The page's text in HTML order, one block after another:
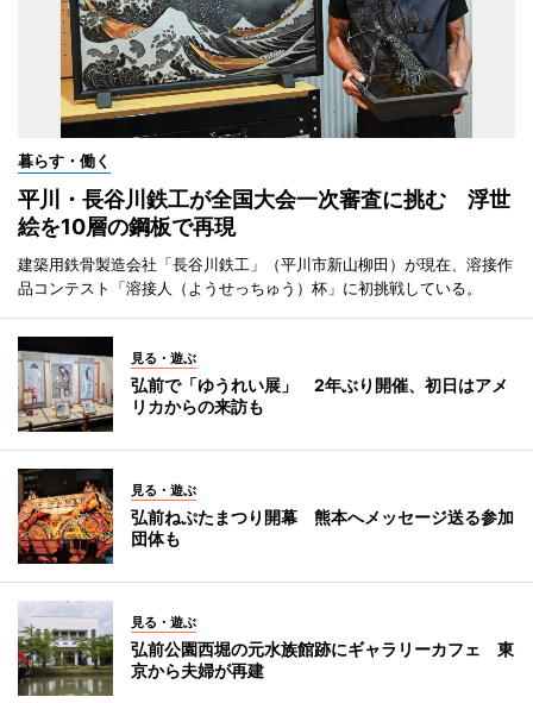
暮らす・働く
平川・長谷川鉄工が全国大会一次審査に挑む 浮世
絵を10層の鋼板で再現
建築用鉄骨製造会社「長谷川鉄工」（平川市新山柳田）が現在、溶接作
品コンテスト「溶接人（ようせっちゅう）杯」に初挑戦している。
見る・遊ぶ
弘前で「ゆうれい展」 2年ぶり開催、初日はアメ
リカからの来訪も
見る・遊ぶ
弘前ねぷたまつり開幕 熊本へメッセージ送る参加
団体も
見る・遊ぶ
弘前公園西堀の元水族館跡にギャラリーカフェ 東
京から夫婦が再建